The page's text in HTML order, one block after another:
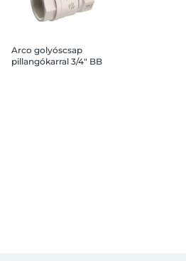
Arco golyóscsap
pillangókarral 3/4" BB